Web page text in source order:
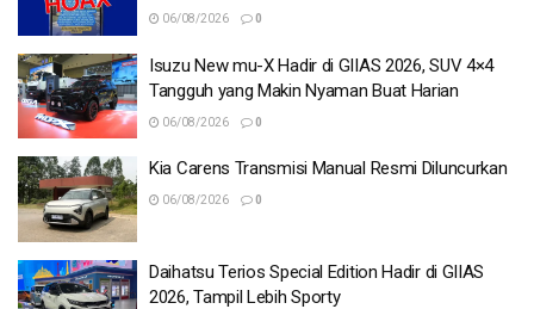
06/08/2026 0
Isuzu New mu-X Hadir di GIIAS 2026, SUV 4×4
Tangguh yang Makin Nyaman Buat Harian
06/08/2026 0
Kia Carens Transmisi Manual Resmi Diluncurkan
06/08/2026 0
Daihatsu Terios Special Edition Hadir di GIIAS
2026, Tampil Lebih Sporty